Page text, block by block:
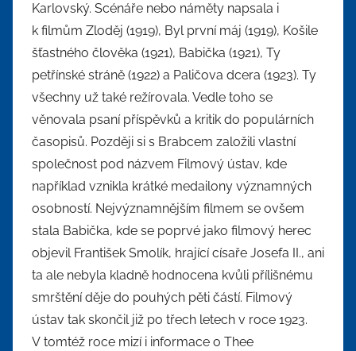
Karlovský. Scénáře nebo náměty napsala i
k filmům Zloděj (1919), Byl první máj (1919), Košile
šťastného člověka (1921), Babička (1921), Ty
petřínské stráně (1922) a Paličova dcera (1923). Ty
všechny už také režírovala. Vedle toho se
věnovala psaní příspěvků a kritik do populárních
časopisů. Později si s Brabcem založili vlastní
společnost pod názvem Filmový ústav, kde
například vznikla krátké medailony významných
osobností. Nejvýznamnějším filmem se ovšem
stala Babička, kde se poprvé jako filmový herec
objevil František Smolík, hrající císaře Josefa II., ani
ta ale nebyla kladně hodnocena kvůli přílišnému
smrštění děje do pouhých pěti částí. Filmový
ústav tak skončil již po třech letech v roce 1923.
V tomtéž roce mizí i informace o Thee